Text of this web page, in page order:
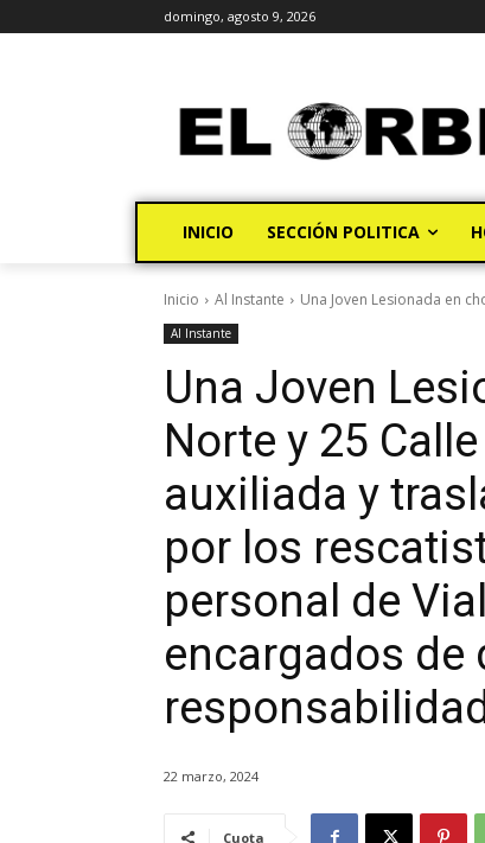
domingo, agosto 9, 2026
INICIO SECCIÓN POLITICA
Inicio Al Instante Una Joven Lesionada en
Al Instante
Una Joven
Norte y 25
auxiliada y
por los
personal de
encargados de
22 marzo, 2024
Cuota